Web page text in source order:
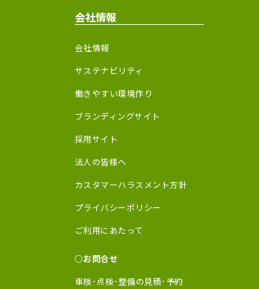
会社情報
会社情報
サステナビリティ
働きやすい環境作り
ブランディングサイト
採用サイト
法人の皆様へ
カスタマーハラスメント方針
プライバシーポリシー
ご利用にあたって
お問合せ
車検･点検･整備の見積･予約